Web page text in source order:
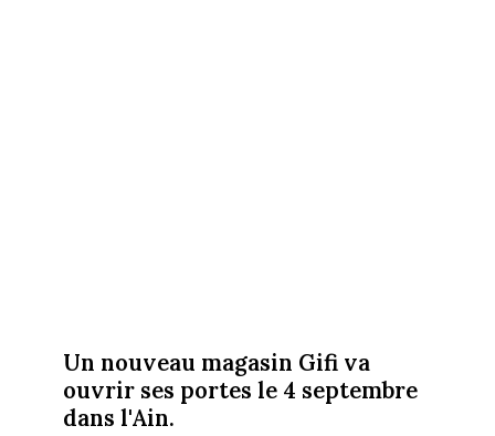
Un nouveau magasin Gifi va
ouvrir ses portes le 4 septembre
dans l'Ain.